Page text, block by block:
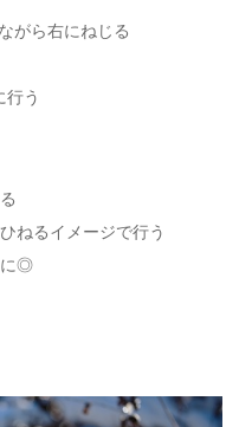
がら右にねじる
行う
ねるイメージで行う
に◎